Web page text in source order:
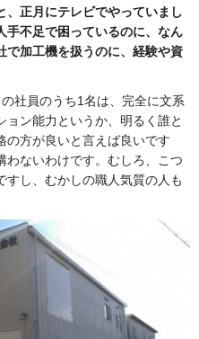
、正月にテレビでやっていまし
手不足で困っているのに、なん
で加工機を扱うのに、経験や資
社員のうち1名は、完全に文系
ン能力というか、明るく誰と
の方が良いと言えば良いです
わないわけです。むしろ、こつ
すし、むかしの職人気質の人も